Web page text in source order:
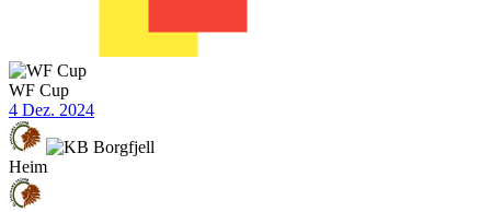
WF Cup
4 Dez. 2024
Heim